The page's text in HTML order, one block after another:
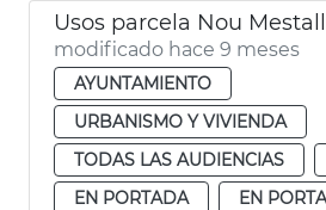
Usos parcela Nou
modificado hace 9 meses
AYUNTAMIENTO
URBANISMO Y VIVIENDA
TODAS LAS AUDIENCIAS
EN PORTADA
EN